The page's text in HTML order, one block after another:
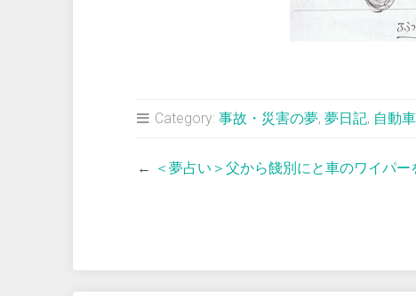
Category: 事故・災害の夢, 夢日記, 自動車
← ＜夢占い＞父から餞別にと車のワイパー